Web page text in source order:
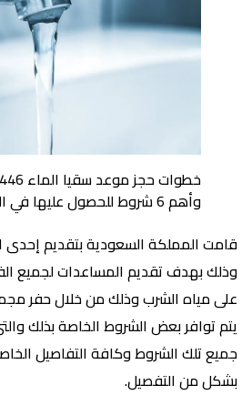
وأهم 6 شروط للحصول عليها في المملكة
قامت المملكة السعودية بتقديم إحدى
وذلك بهدف تقديم المساعدات لجميع
على مياه الشرب وذلك من خلال حفر
يتم توافر بعض الشروط الخاصة بذلك
جميع تلك الشروط وكافة التفاصيل
بشكل من التفصيل.